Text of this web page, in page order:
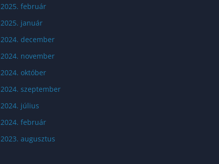
2025. február
2025. január
2024. december
2024. november
2024. október
2024. szeptember
2024. július
2024. február
2023. augusztus